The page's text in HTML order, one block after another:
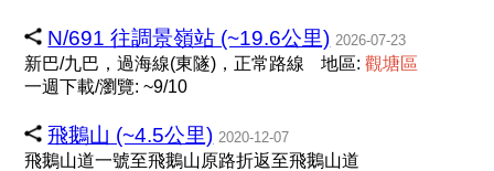
N/691 往調景嶺站 (~19.6公里) 2026-07-23
新巴/九巴，過海線(東隧)，正常路線 地區:觀塘區
一週下載/瀏覽: ~9/10
飛鵝山 (~4.5公里) 2020-12-07
飛鵝山道一號至飛鵝山原路折返至飛鵝山道